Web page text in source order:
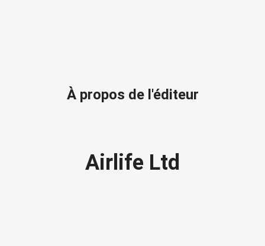
À propos de l'éditeur
Airlife Ltd